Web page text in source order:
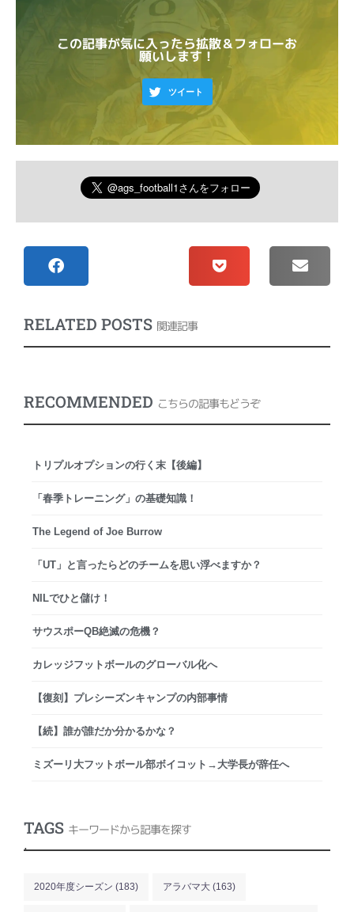
この記事が気に入ったら拡散＆フォローお
願いします！
ツイート
RELATED POSTS 関連記事
RECOMMENDED こちらの記事もどうぞ
トリプルオプションの行く末【後編】
「春季トレーニング」の基礎知識！
The Legend of Joe Burrow
「UT」と言ったらどのチームを思い浮べますか？
NILでひと儲け！
サウスポーQB絶滅の危機？
カレッジフットボールのグローバル化へ
【復刻】プレシーズンキャンプの内部事情
【続】誰が誰だか分かるかな？
ミズーリ大フットボール部ボイコット→大学長が辞任へ
TAGS キーワードから記事を探す
.
2020年度シーズン (183) アラバマ大 (163)